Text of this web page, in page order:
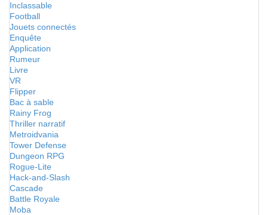
Inclassable
Football
Jouets connectés
Enquête
Application
Rumeur
Livre
VR
Flipper
Bac à sable
Rainy Frog
Thriller narratif
Metroidvania
Tower Defense
Dungeon RPG
Rogue-Lite
Hack-and-Slash
Cascade
Battle Royale
Moba